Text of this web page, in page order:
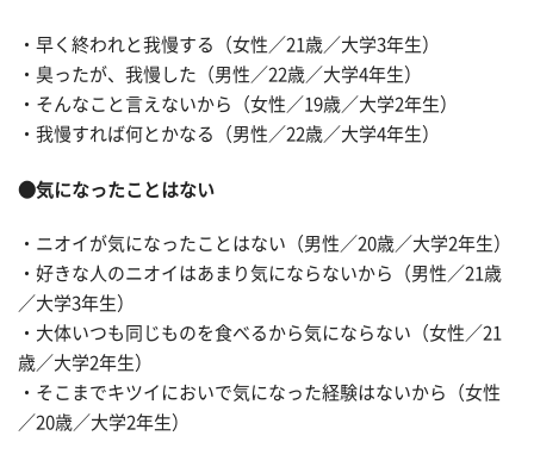
・早く終われと我慢する（女性／21歳／大学3年生）
・臭ったが、我慢した（男性／22歳／大学4年生）
・そんなこと言えないから（女性／19歳／大学2年生）
・我慢すれば何とかなる（男性／22歳／大学4年生）
●気になったことはない
・ニオイが気になったことはない（男性／20歳／大学2年生）
・好きな人のニオイはあまり気にならないから（男性／21歳
／大学3年生）
・大体いつも同じものを食べるから気にならない（女性／21
歳／大学2年生）
・そこまでキツイにおいで気になった経験はないから（女性
／20歳／大学2年生）